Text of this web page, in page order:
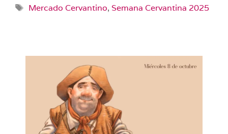
Etiquetas
Mercado Cervantino, Semana Cervantina 2025